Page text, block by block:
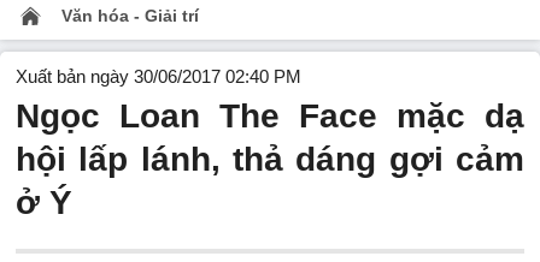
Văn hóa - Giải trí
Xuất bản ngày 30/06/2017 02:40 PM
Ngọc Loan The Face mặc dạ
hội lấp lánh, thả dáng gợi cảm
ở Ý